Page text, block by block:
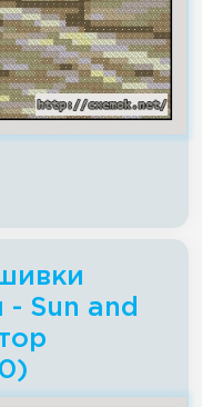
Sun and